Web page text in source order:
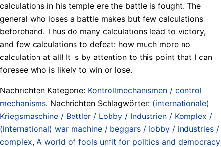
calculations in his temple ere the battle is fought. The
general who loses a battle makes but few calculations
beforehand. Thus do many calculations lead to victory,
and few calculations to defeat: how much more no
calculation at all! It is by attention to this point that I can
foresee who is likely to win or lose.
Nachrichten Kategorie: Kontrollmechanismen / control
mechanisms. Nachrichten Schlagwörter: (internationale)
Kriegsmaschine / Bettler / Lobby / Industrien / Komplex /
(international) war machine / beggars / lobby / industries /
complex, A world of fools unfit for politics and democracy